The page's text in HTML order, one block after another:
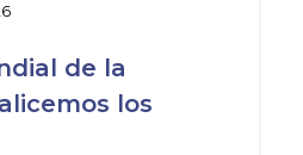
de la
los